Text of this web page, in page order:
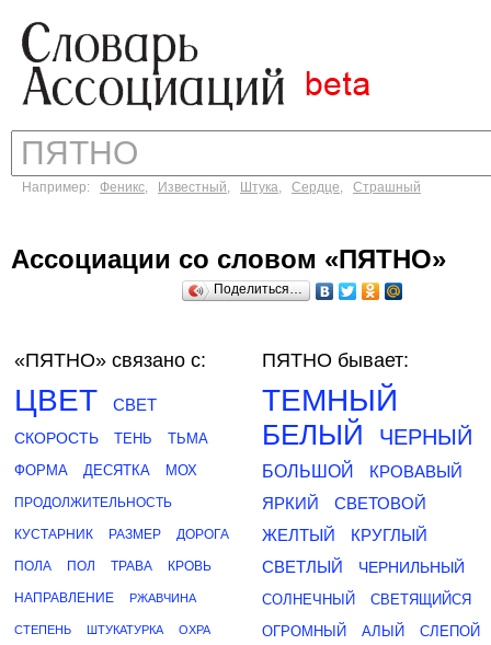
Например: Феникс, Известный, Штука, Сердце, Страшный
Ассоциации со словом «ПЯТНО»
Поделиться…
«ПЯТНО» связано с:
ЦВЕТ СВЕТ
СКОРОСТЬ ТЕНЬ
ТЬМА
ФОРМА
ДЕСЯТКА МОХ
ПРОДОЛЖИТЕЛЬНОСТЬ
КУСТАРНИК РАЗМЕР ДОРОГА
ПОЛА ПОЛ ТРАВА КРОВЬ
НАПРАВЛЕНИЕ РЖАВЧИНА
СТЕПЕНЬ ШТУКАТУРКА ОХРА
ПЯТНО бывает:
ТЕМНЫЙ
БЕЛЫЙ ЧЕРНЫЙ
БОЛЬШОЙ
КРОВАВЫЙ
ЯРКИЙ
СВЕТОВОЙ
ЖЕЛТЫЙ
КРУГЛЫЙ
СВЕТЛЫЙ
ЧЕРНИЛЬНЫЙ
СОЛНЕЧНЫЙ
СВЕТЯЩИЙСЯ
ОГРОМНЫЙ
АЛЫЙ
СЛЕПОЙ